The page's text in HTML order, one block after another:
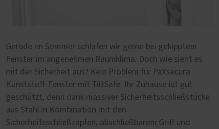
Gerade im Sommer schlafen wir gerne bei gekipptem
Fenster im angenehmen Raumklima. Doch wie sieht es
mit der Sicherheit aus? Kein Problem für PaXsecura
Kunststoff-Fenster mit TiltSafe. Ihr Zuhause ist gut
geschützt, denn dank massiver Sicherheitsschließstücke
aus Stahl in Kombination mit den
Sicherheitsschließzapfen, abschließbarem Griff und